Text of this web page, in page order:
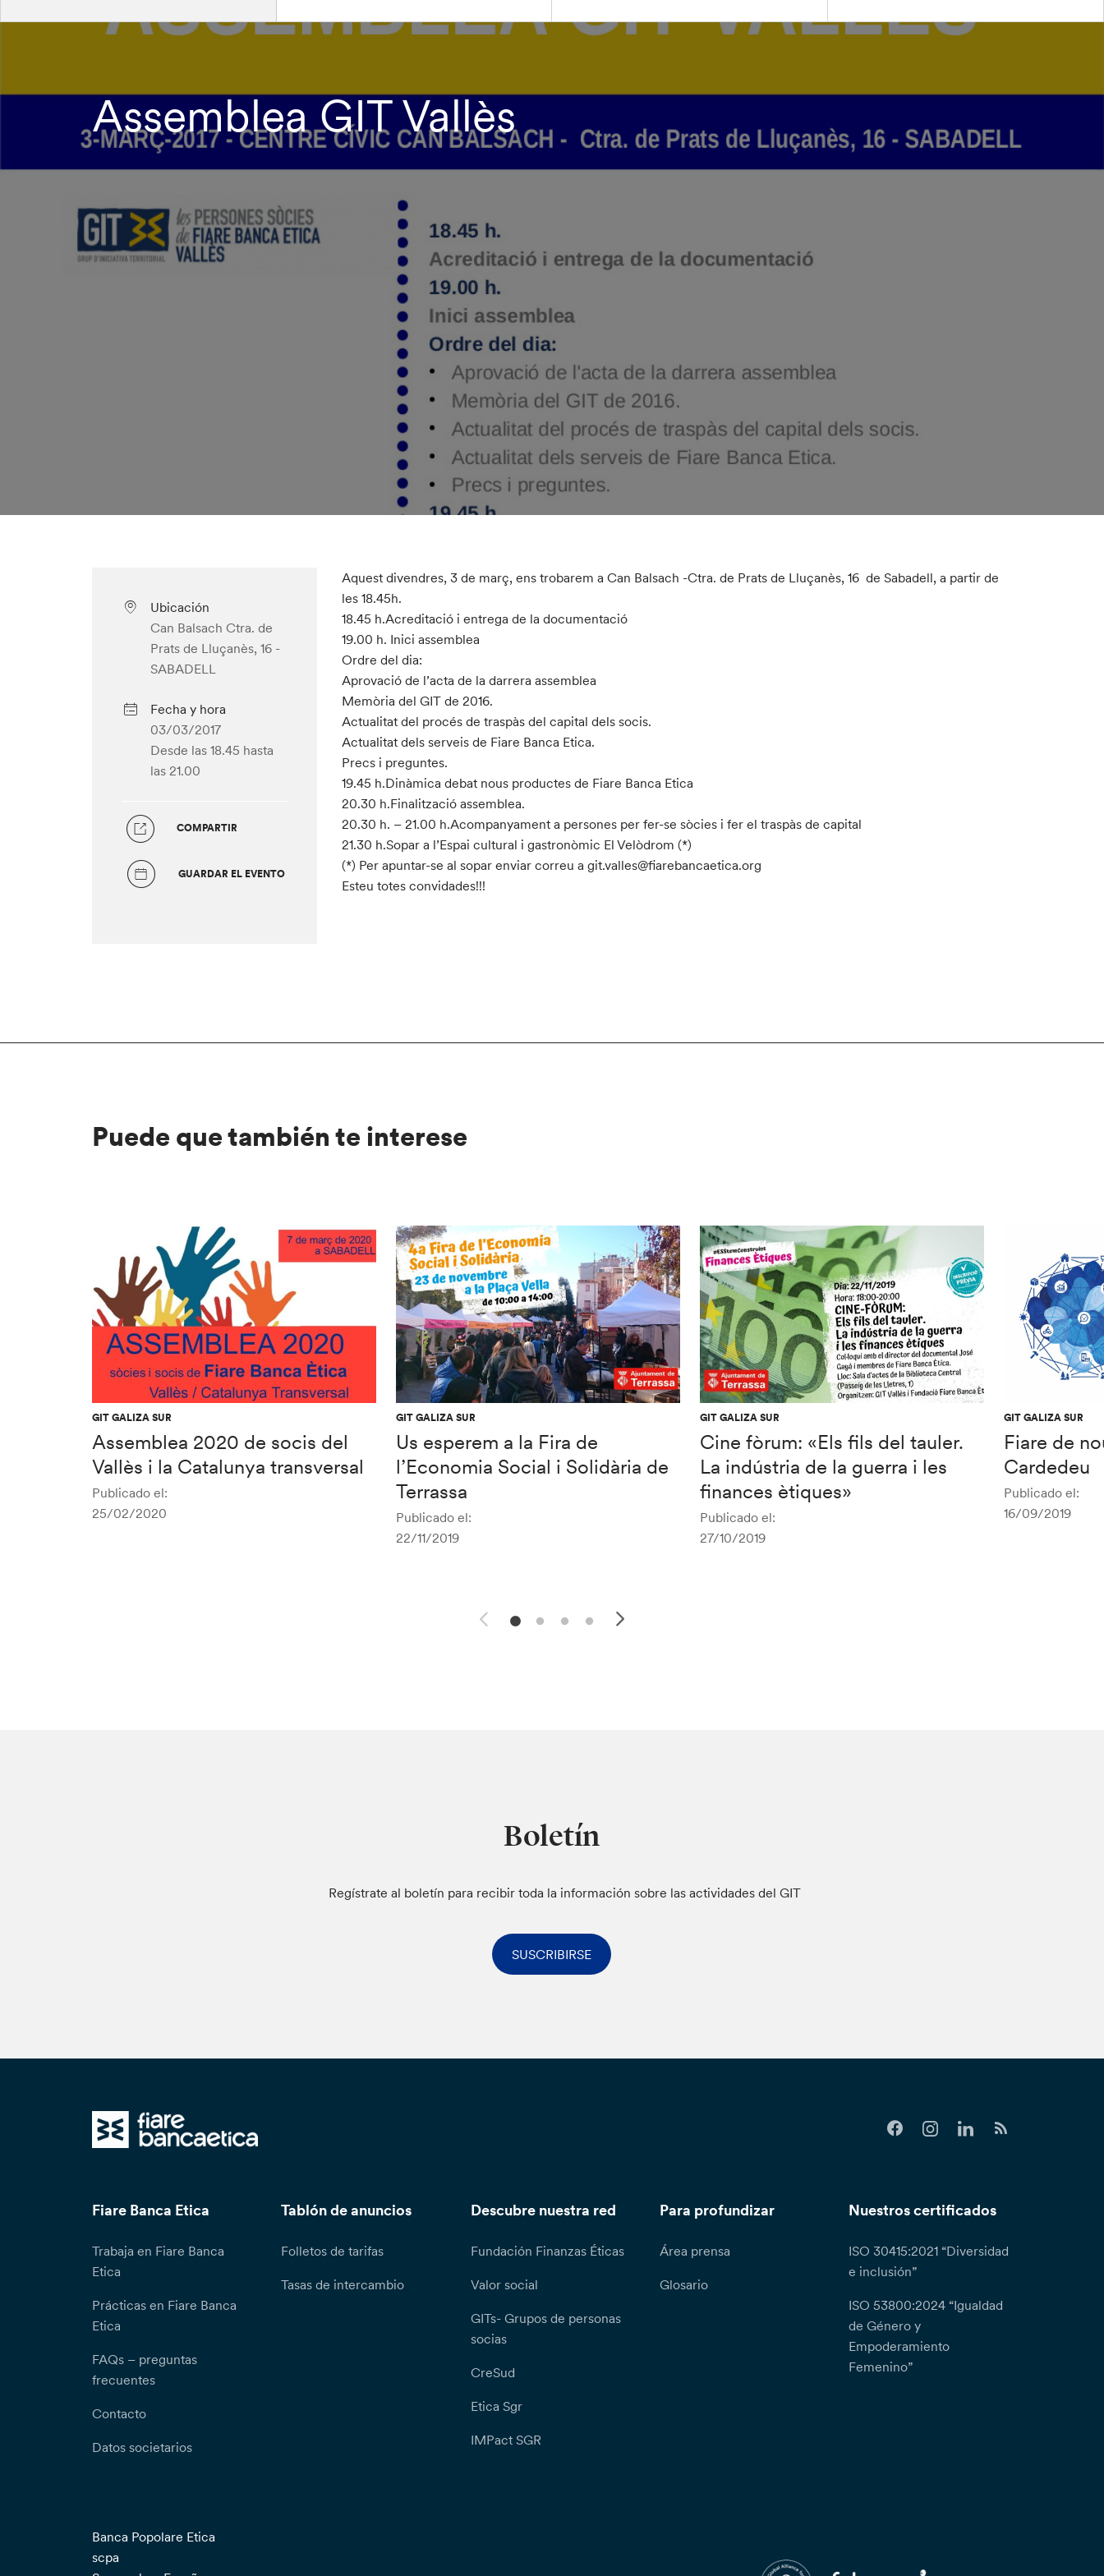
Assemblea GIT Vallès
Ubicación
Can Balsach Ctra. de
Prats de Lluçanès, 16 -
SABADELL
Fecha y hora
03/03/2017
Desde las 18.45 hasta
las 21.00
COMPARTIR
GUARDAR EL EVENTO
Aquest divendres, 3 de març, ens trobarem a Can Balsach -Ctra. de Prats de Lluçanès, 16 de Sabadell, a partir de
les 18.45h.
18.45 h.Acreditació i entrega de la documentació
19.00 h. Inici assemblea
Ordre del dia:
Aprovació de l’acta de la darrera assemblea
Memòria del GIT de 2016.
Actualitat del procés de traspàs del capital dels socis.
Actualitat dels serveis de Fiare Banca Etica.
Precs i preguntes.
19.45 h.Dinàmica debat nous productes de Fiare Banca Etica
20.30 h.Finalització assemblea.
20.30 h. – 21.00 h.Acompanyament a persones per fer-se sòcies i fer el traspàs de capital
21.30 h.Sopar a l’Espai cultural i gastronòmic El Velòdrom (*)
(*) Per apuntar-se al sopar enviar correu a git.valles@fiarebancaetica.org
Esteu totes convidades!!!
Puede que también te interese
GIT GALIZA SUR
Assemblea 2020 de socis del
Vallès i la Catalunya transversal
Publicado el:
25/02/2020
GIT GALIZA SUR
Us esperem a la Fira de
l’Economia Social i Solidària de
Terrassa
Publicado el:
22/11/2019
GIT GALIZA SUR
Cine fòrum: «Els fils del tauler.
La indústria de la guerra i les
finances ètiques»
Publicado el:
27/10/2019
GIT GALIZA SUR
Fiare de
Cardedeu
Publicado el:
16/09/2019
Boletín
Regístrate al boletín para recibir toda la información sobre las actividades del GIT
SUSCRIBIRSE
Fiare Banca Etica
Trabaja en Fiare Banca
Etica
Prácticas en Fiare Banca
Etica
FAQs – preguntas
frecuentes
Contacto
Datos societarios
Tablón de anuncios
Folletos de tarifas
Tasas de intercambio
Descubre nuestra red
Fundación Finanzas Éticas
Valor social
GITs- Grupos de personas
socias
CreSud
Etica Sgr
IMPact SGR
Para profundizar
Área prensa
Glosario
Nuestros certificados
ISO 30415:2021 “Diversidad
e inclusión”
ISO 53800:2024 “Igualdad
de Género y
Empoderamiento
Femenino”
Banca Popolare Etica
scpa